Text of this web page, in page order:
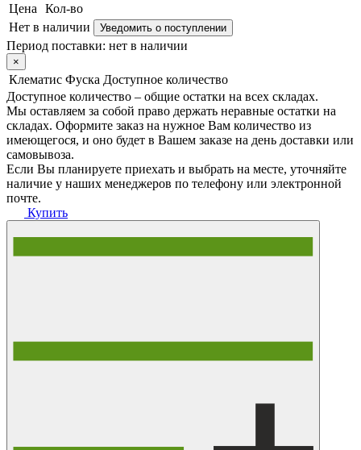
Цена
Кол-во
Нет в наличии
Уведомить о поступлении
Период поставки: нет в наличии
×
Клематис Фуска Доступное количество
Доступное количество – общие остатки на всех складах.
Мы оставляем за собой право держать неравные остатки на
складах. Оформите заказ на нужное Вам количество из
имеющегося, и оно будет в Вашем заказе на день доставки или
самовывоза.
Если Вы планируете приехать и выбрать на месте, уточняйте
наличие у наших менеджеров по телефону или электронной
почте.
Купить